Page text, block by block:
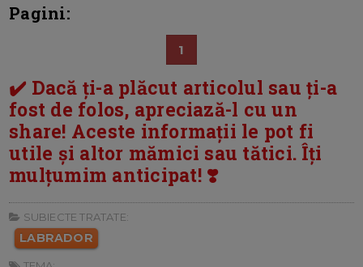
Pagini:
1
✔️ Dacă ți-a plăcut articolul sau ți-a
fost de folos, apreciază-l cu un
share! Aceste informații le pot fi
utile și altor mămici sau tătici. Îți
mulțumim anticipat! ❣️
SUBIECTE TRATATE:
LABRADOR